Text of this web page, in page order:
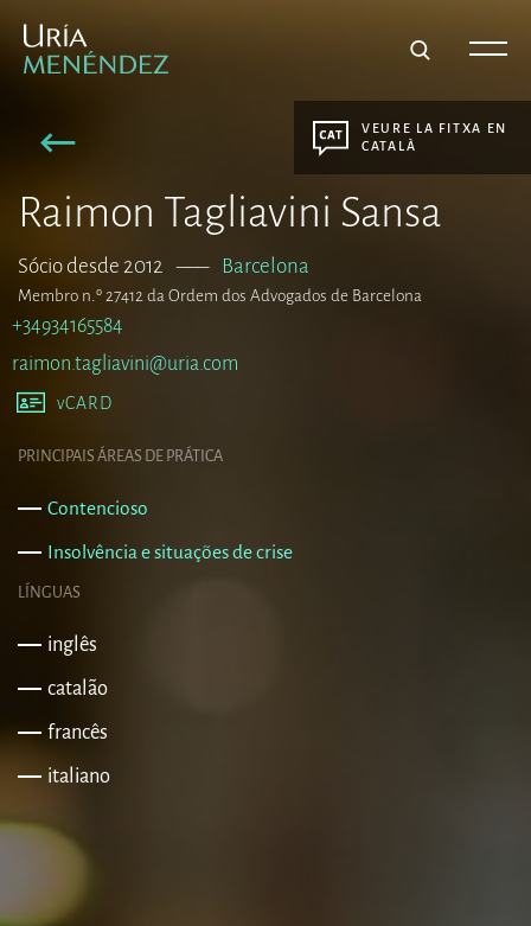
Raimon Tagliavini Sansa
Sócio desde 2012 ––– Barcelona
Membro n.º 27412 da Ordem dos Advogados de Barcelona
+34934165584
raimon.tagliavini@uria.com
vCARD
PRINCIPAIS ÁREAS DE PRÁTICA
Contencioso
Insolvência e situações de crise
LÍNGUAS
inglês
catalão
francês
italiano
VEURE LA FITXA EN
CATALÀ